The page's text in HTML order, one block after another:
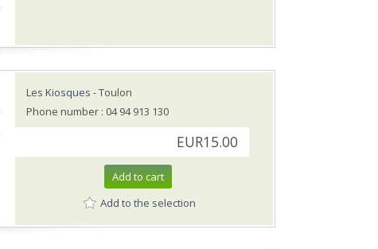
Les Kiosques - Toulon
Phone number : 04 94 913 130
EUR15.00
Add to cart
Add to the selection